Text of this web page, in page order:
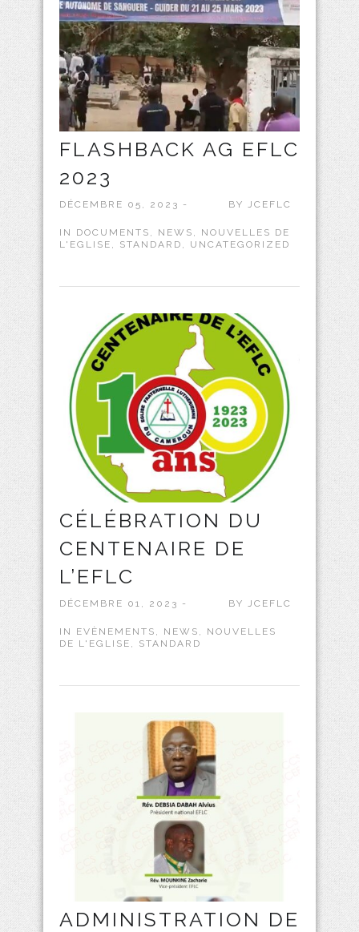
FLASHBACK AG EFLC
2023
DÉCEMBRE 05, 2023 - BY JCEFLC
IN DOCUMENTS , NEWS , NOUVELLES DE
L'EGLISE , STANDARD , UNCATEGORIZED
CÉLÉBRATION DU
CENTENAIRE DE
L’EFLC
DÉCEMBRE 01, 2023 - BY JCEFLC
IN EVÈNEMENTS , NEWS , NOUVELLES
DE L'EGLISE , STANDARD
ADMINISTRATION DE